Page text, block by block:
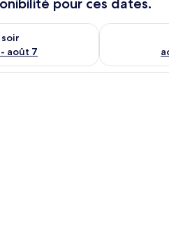
soir
août 7
pour ce soir août 6 - août 7
Vérifier la
Une chambre d’hôtel